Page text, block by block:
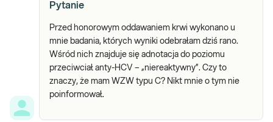
Pytanie
Przed honorowym oddawaniem krwi wykonano u
mnie badania, których wyniki odebrałam dziś rano.
Wśród nich znajduje się adnotacja do poziomu
przeciwciał anty-HCV – „niereaktywny”. Czy to
znaczy, że mam WZW typu C? Nikt mnie o tym nie
poinformował.